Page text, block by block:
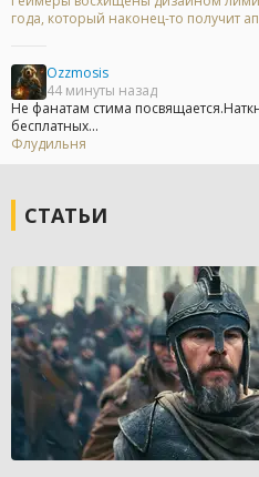
года, который наконец-то получит
Ozzmosis
44 минуты назад
Не фанатам стима
бесплатных...
Флудильня
СТАТЬИ